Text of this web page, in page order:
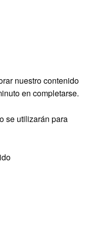
nuestro contenido
en completarse.
se utilizarán para